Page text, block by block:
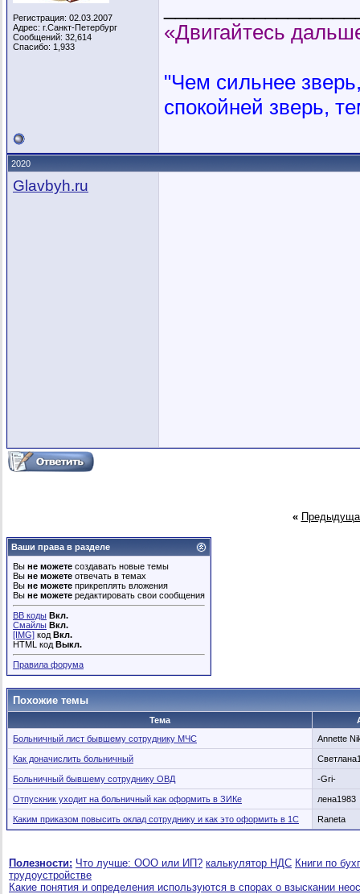
Регистрация: 02.03.2007
Адрес: г.Санкт-Петербург
Сообщений: 32,614
Спасибо: 1,933
«Двигайтесь
"Чем сильнее
спокойней зверь,
2020
Glavbyh.ru
«
Ваши права в разделе
Вы не можете создавать новые темы
Вы не можете отвечать в темах
Вы не можете прикреплять вложения
Вы не можете редактировать свои сообщения
BB коды Вкл.
Смайлы Вкл.
[IMG] код Вкл.
HTML код Выкл.
Правила форума
Похожие темы
Тема
Больничный лист бывшему сотруднику МЧС
Annette
Как доначислить больничный
Больничный бывшему сотруднику ОВД -Gri-
Отпускник уходит на больничный как оформить в ЗИКе лена1983
Каким приказом повысить оклад сотруднику и как это оформить в 1С Raneta
Полезности: Что лучше: ООО или ИП? калькулятор НДС Книги по
трудоустройстве
Какие понятия и определения используются в спорах о взыскании